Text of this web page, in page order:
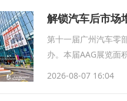
解锁汽车后市场
第十一届广州汽车零
办。本届AAG展览面
2026-08-07 16:04